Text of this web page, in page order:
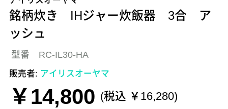
銘柄炊き IHジャー炊飯器 3合 ア
ッシュ
型番 RC-IL30-HA
販売者: アイリスオーヤマ
￥14,800 (税込 ￥16,280)